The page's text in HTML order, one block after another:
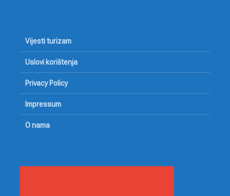
Vijesti turizam
Uslovi korištenja
Privacy Policy
Impressum
O nama